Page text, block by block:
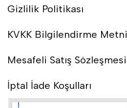
Gizlilik Politikası
KVKK Bilgilendirme Metni
Mesafeli Satış Sözleşmesi
İptal İade Koşulları